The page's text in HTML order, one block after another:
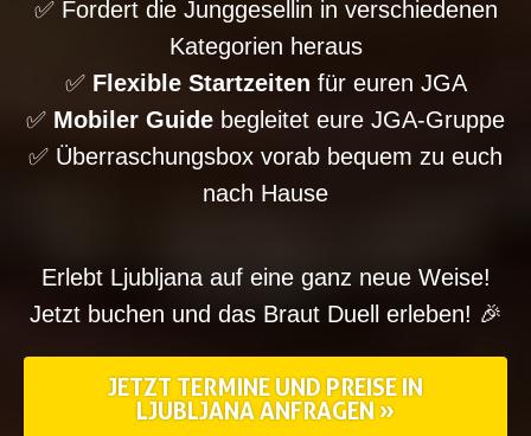
✅ Fordert die Junggesellin in verschiedenen
Kategorien heraus
✅ Flexible Startzeiten für euren JGA
✅ Mobiler Guide begleitet eure JGA-Gruppe
✅ Überraschungsbox vorab bequem zu euch
nach Hause
Erlebt Ljubljana auf eine ganz neue Weise!
Jetzt buchen und das Braut Duell erleben! 🎉
JETZT TERMINE UND PREISE IN
LJUBLJANAANFRAGEN »